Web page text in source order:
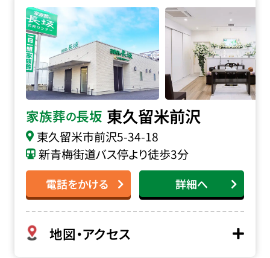
家族葬の長坂 東久留米前沢
東久留米市前沢5-34-18
新青梅街道バス停より徒歩3分
電話をかける 詳細へ
地図・アクセス